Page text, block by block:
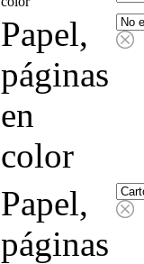
Papel,
páginas
en
color
Papel,
páginas